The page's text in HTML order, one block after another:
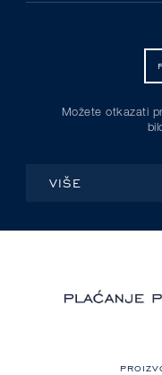
Možete otkazati
VIŠE